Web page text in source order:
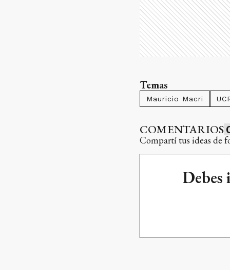
Temas
Mauricio Macri
COMENTARIOS
Compartí tus ideas de